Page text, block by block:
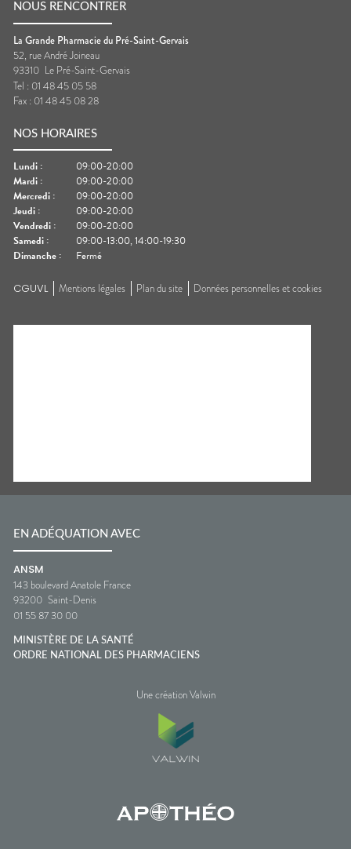
NOUS RENCONTRER
La Grande Pharmacie du Pré-Saint-Gervais
52, rue André Joineau
93310 Le Pré-Saint-Gervais
Tel : 01 48 45 05 58
Fax : 01 48 45 08 28
NOS HORAIRES
Lundi :
09:00-20:00
Mardi :
09:00-20:00
Mercredi :
09:00-20:00
Jeudi :
09:00-20:00
Vendredi :
09:00-20:00
Samedi :
09:00-13:00, 14:00-19:30
Dimanche : Fermé
CGUVL Mentions légales Plan du site Données personnelles et cookies
EN ADÉQUATION AVEC
ANSM
143 boulevard Anatole France
93200 Saint-Denis
01 55 87 30 00
MINISTÈRE DE LA SANTÉ
ORDRE NATIONAL DES PHARMACIENS
Une création Valwin